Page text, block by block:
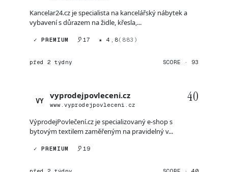
Kancelar24.cz je specialista na kancelářský nábytek a
vybavení s důrazem na židle, křesla,...
✓ PREMIUM 17 ★ 4,8(883)
před 2 týdny SCORE · 93
VY
vyprodejpovleceni.cz
www.vyprodejpovleceni.cz
40
VýprodejPovlečení.cz je specializovaný e-shop s
bytovým textilem zaměřeným na pravidelný v...
✓ PREMIUM 19